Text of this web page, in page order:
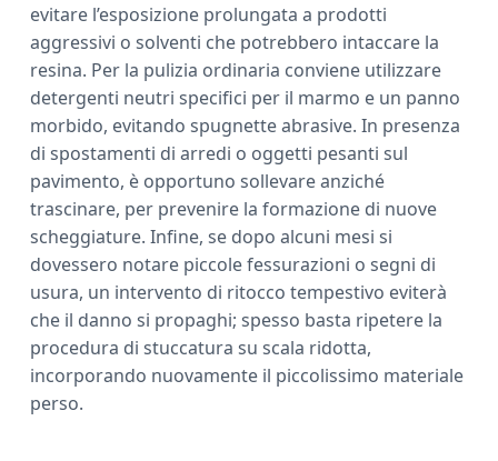
evitare l’esposizione prolungata a prodotti
aggressivi o solventi che potrebbero intaccare la
resina. Per la pulizia ordinaria conviene utilizzare
detergenti neutri specifici per il marmo e un panno
morbido, evitando spugnette abrasive. In presenza
di spostamenti di arredi o oggetti pesanti sul
pavimento, è opportuno sollevare anziché
trascinare, per prevenire la formazione di nuove
scheggiature. Infine, se dopo alcuni mesi si
dovessero notare piccole fessurazioni o segni di
usura, un intervento di ritocco tempestivo eviterà
che il danno si propaghi; spesso basta ripetere la
procedura di stuccatura su scala ridotta,
incorporando nuovamente il piccolissimo materiale
perso.